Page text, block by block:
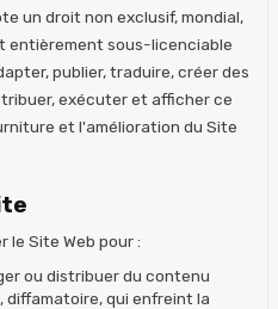
un droit non exclusif, mondial,
entièrement sous-licenciable
publier, traduire, créer des
exécuter et afficher ce
et l'amélioration du Site
le Site Web pour :
ou distribuer du contenu
diffamatoire, qui enfreint la